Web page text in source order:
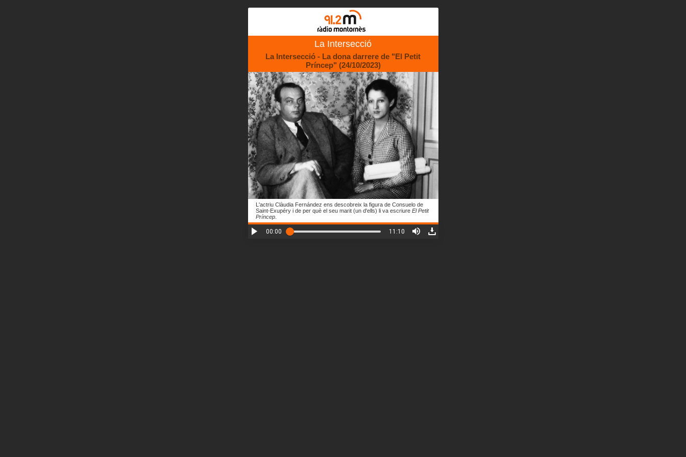
La Intersecció
La Intersecció - La dona darrere de "El Petit
Príncep" (24/10/2023)
L'actriu Clàudia Fernández ens descobreix la figura de Consuelo de
Saint-Exupéry i de per què el seu marit (un d'ells) li va escriure El Petit
Príncep.
00:00 11:10